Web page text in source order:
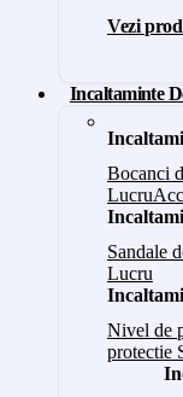
Vezi
Incaltaminte
Bocanci
Lucru
Sandale
Lucru
Nivel de
protectie